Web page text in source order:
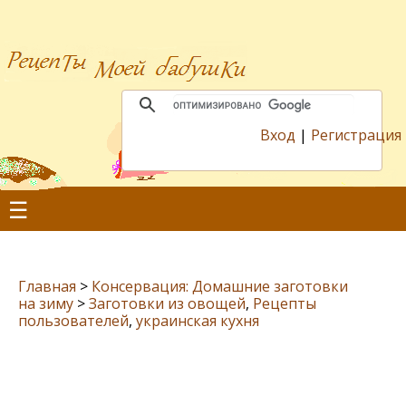
Вход | Регистрация
☰
Главная > Консервация: Домашние заготовки
на зиму >Заготовки из овощей, Рецепты
пользователей, украинская кухня